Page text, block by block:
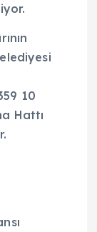
10
Hattı